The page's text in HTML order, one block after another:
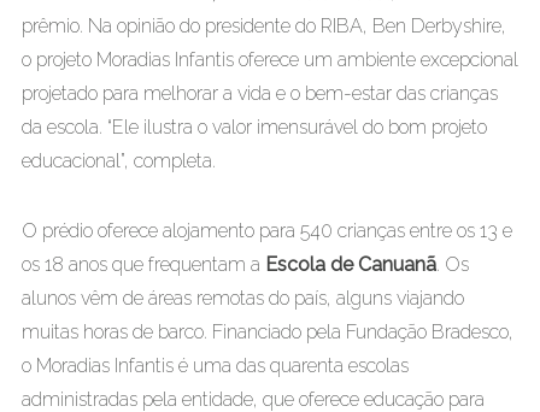
prêmio. Na opinião do presidente do RIBA, Ben Derbyshire,
o projeto Moradias Infantis oferece um ambiente excepcional
projetado para melhorar a vida e o bem-estar das crianças
da escola. “Ele ilustra o valor imensurável do bom projeto
educacional”, completa.
O prédio oferece alojamento para 540 crianças entre os 13 e
os 18 anos que frequentam a Escola de Canuanã. Os
alunos vêm de áreas remotas do país, alguns viajando
muitas horas de barco. Financiado pela Fundação Bradesco,
o Moradias Infantis é uma das quarenta escolas
administradas pela entidade, que oferece educação para